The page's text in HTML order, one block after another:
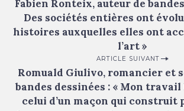
o
s
a
v
Fabien Ronteix, auteur de
Des sociétés entières ont
histoires auxquelles elles ont
l’art »
ARTICLE SUIVANT
Romuald Giulivo, romancier et
bandes dessinées : « Mon
celui d’un maçon qui construit